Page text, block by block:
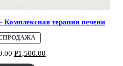
терапия печени
ПРОДАВАЕМЫЙ
ТОВАР
Р1,500.00